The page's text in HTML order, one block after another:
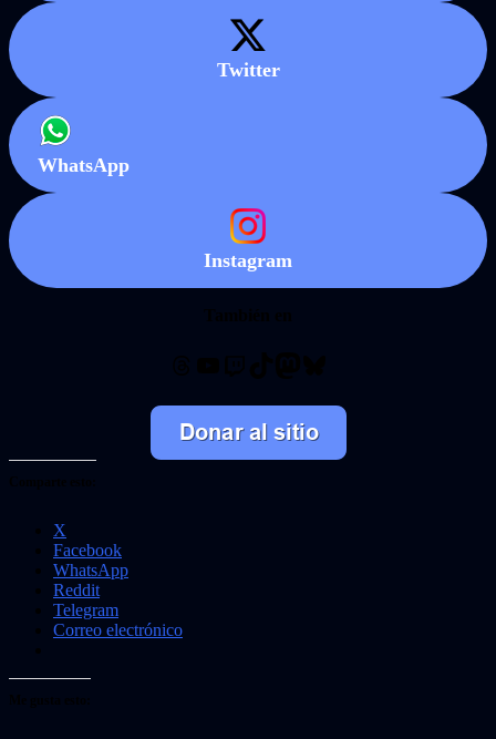
Twitter
WhatsApp
Instagram
X
Facebook
WhatsApp
Reddit
Telegram
Correo electrónico